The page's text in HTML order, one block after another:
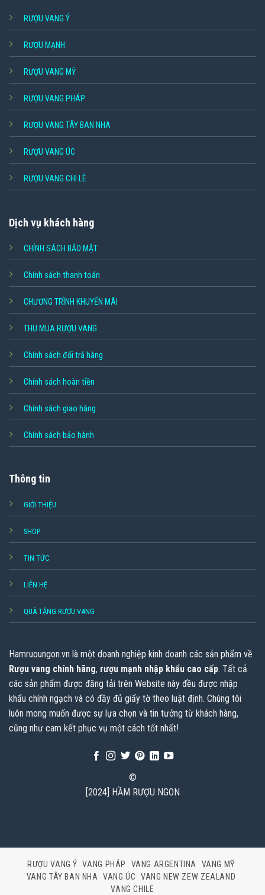
RƯỢU VANG Ý
RƯỢU MẠNH
RƯỢU VANG MỸ
RƯỢU VANG PHÁP
RƯỢU VANG TÂY BAN NHA
RƯỢU VANG ÚC
RƯỢU VANG CHI LÊ
Dịch vụ khách hàng
CHÍNH SÁCH BẢO MẬT
Chính sách thanh toán
CHƯƠNG TRÌNH KHUYẾN MÃI
THU MUA RƯỢU VANG
Chính sách đổi trả hàng
Chính sách hoàn tiền
Chính sách giao hàng
Chính sách bảo hành
Thông tin
GIỚI THIỆU
SHOP
TIN TỨC
LIÊN HỆ
QUÀ TẶNG RƯỢU VANG
Hamruoungon.vn là một doanh nghiệp kinh doanh các sản phẩm về
Rượu vang chính hãng, rượu mạnh nhập khẩu cao cấp. Tất cả
các sản phẩm được đăng tải trên Website này đều được nhập
khẩu chính ngạch và có đầy đủ giấy tờ theo luật định. Chúng tôi
luôn mong muốn được sự lựa chọn và tin tưởng từ khách hàng,
cũng như cam kết phục vụ một cách tốt nhất!
©
[2024] HẦM RƯỢU NGON
RƯỢU VANG Ý VANG PHÁP VANG ARGENTINA
VANG MỸ
VANG TÂY BAN NHA
VANG ÚC
VANG NEW ZEW ZEALAND
VANG CHILE